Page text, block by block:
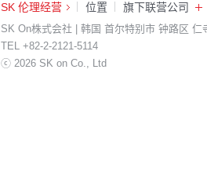
SK 伦理经营 位置 旗下联营公司
SK On株式会社 | 韩国 首尔特别市 钟路区 仁
TEL +82-2-2121-5114
ⓒ 2026 SK on Co., Ltd